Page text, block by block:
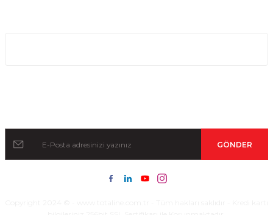
GÖNDER